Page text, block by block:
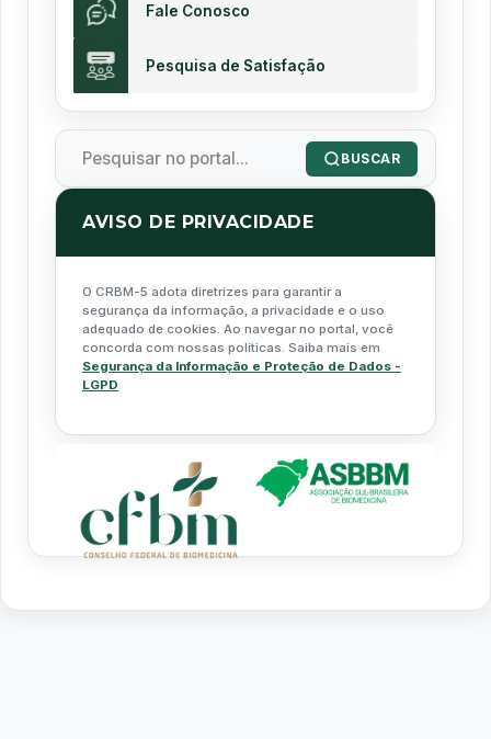
Fale Conosco
Pesquisa de Satisfação
BUSCAR
AVISO DE PRIVACIDADE
O CRBM-5 adota diretrizes para garantir a
segurança da informação, a privacidade e o uso
adequado de cookies. Ao navegar no portal, você
concorda com nossas políticas. Saiba mais em
Segurança da Informação e Proteção de Dados -
LGPD